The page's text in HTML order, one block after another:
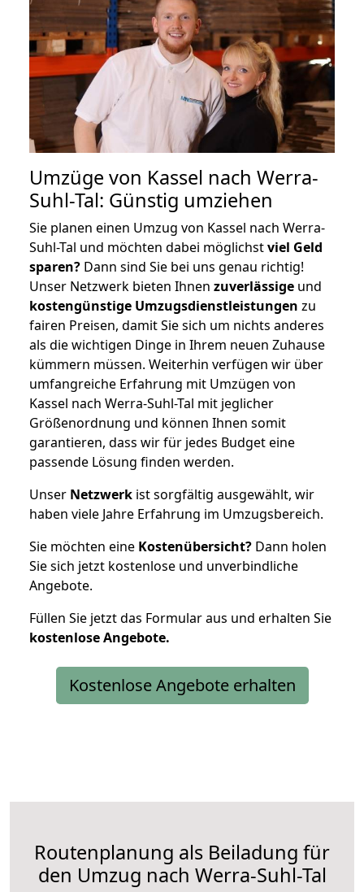
Umzüge von Kassel nach Werra-
Suhl-Tal: Günstig umziehen
Sie planen einen Umzug von Kassel nach Werra-
Suhl-Tal und möchten dabei möglichstviel Geld
sparen? Dann sind Sie bei uns genau richtig!
Unser Netzwerk bieten Ihnen zuverlässige und
kostengünstige Umzugsdienstleistungen zu
fairen Preisen, damit Sie sich um nichts anderes
als die wichtigen Dinge in Ihrem neuen Zuhause
kümmern müssen. Weiterhin verfügen wir über
umfangreiche Erfahrung mit Umzügen von
Kassel nach Werra-Suhl-Tal mit jeglicher
Größenordnung und können Ihnen somit
garantieren, dass wir für jedes Budget eine
passende Lösung finden werden.
Unser Netzwerk ist sorgfältig ausgewählt, wir
haben viele Jahre Erfahrung im Umzugsbereich.
Sie möchten eine Kostenübersicht? Dann holen
Sie sich jetzt kostenlose und unverbindliche
Angebote.
Füllen Sie jetzt das Formular aus und erhalten Sie
kostenloseAngebote.
Kostenlose Angebote erhalten
Routenplanung als Beiladung für
den Umzug nach Werra-Suhl-Tal